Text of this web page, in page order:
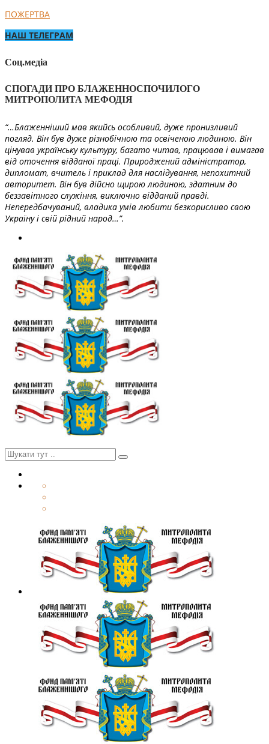
ПОЖЕРТВА
НАШ ТЕЛЕГРАМ
Соц.медіа
СПОГАДИ ПРО БЛАЖЕННОСПОЧИЛОГО
МИТРОПОЛИТА МЕФОДІЯ
“…Блаженніший мав якийсь особливий, дуже пронизливий
погляд. Він був дуже різнобічною та освіченою людиною. Він
цінував українську культуру, багато читав, працював і вимагав
від оточення відданої праці. Природжений адміністратор,
дипломат, вчитель і приклад для наслідування, непохитний
авторитет. Він був дійсно щирою людиною, здатним до
беззавітного служіння, виключно відданий правді.
Непередбачуваний, владика умів любити безкорисливо свою
Україну і свій рідний народ…”.